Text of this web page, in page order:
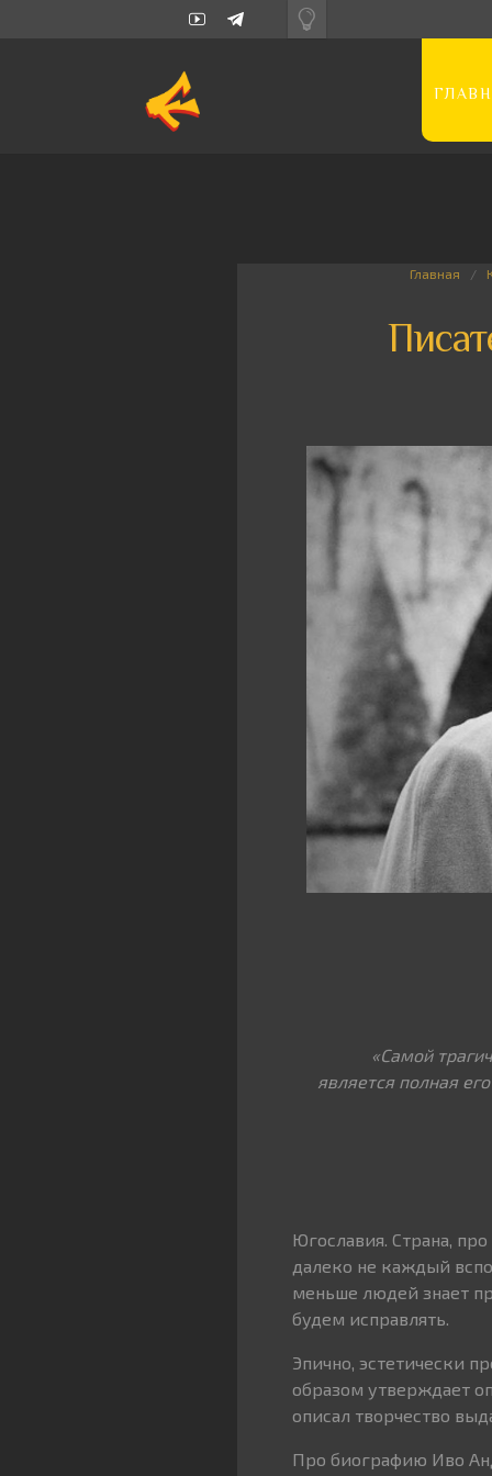
Главная
«Самой
является полная
Югославия. Страна,
далеко не каждый
меньше людей знает
будем исправлять.
Эпично, эстетически
образом утверждает
описал творчество
Про биографию Иво